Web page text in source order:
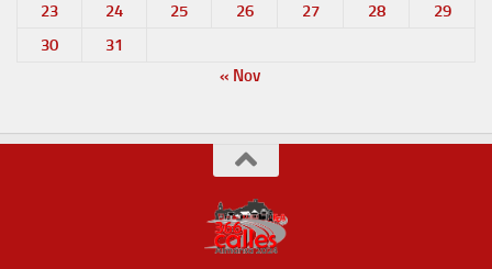
23
24 25 26 27 28
29
30
31
« Nov